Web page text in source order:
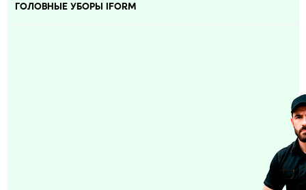
ГОЛОВНЫЕ УБОРЫ IFORM